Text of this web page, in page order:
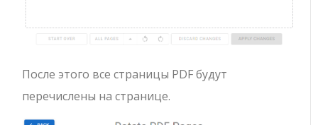
После этого все страницы PDF будут
перечислены на странице.